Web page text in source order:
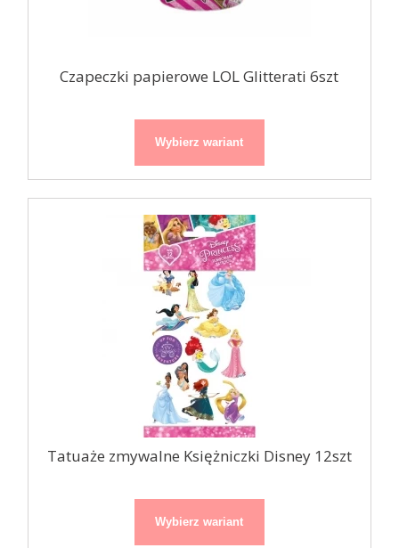
Czapeczki papierowe LOL Glitterati 6szt
Wybierz wariant
Tatuaże zmywalne Księżniczki Disney 12szt
Wybierz wariant